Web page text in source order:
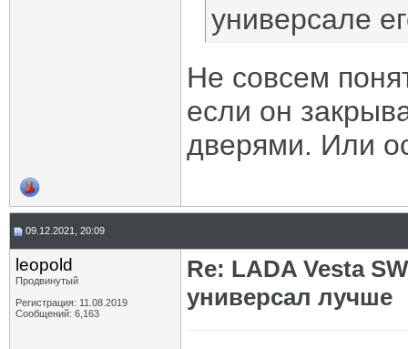
универсале
Не совсем
если он
дверями. Или
09.12.2021, 20:09
leopold
Продвинутый
Регистрация: 11.08.2019
Сообщений: 6,163
Re: LADA Vesta
универсал лучше